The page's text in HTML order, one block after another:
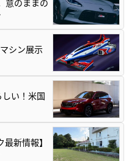
シン展示
い！米国
新情報】